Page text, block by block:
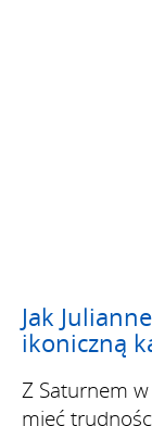
Jak
ikoniczną
Z Saturnem
mieć